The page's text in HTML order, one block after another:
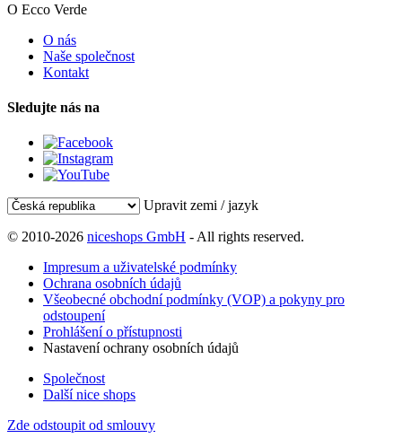
O Ecco Verde
O nás
Naše společnost
Kontakt
Sledujte nás na
Upravit zemi / jazyk
© 2010-2026 niceshops GmbH - All rights reserved.
Impresum a uživatelské podmínky
Ochrana osobních údajů
Všeobecné obchodní podmínky (VOP) a pokyny pro
odstoupení
Prohlášení o přístupnosti
Nastavení ochrany osobních údajů
Společnost
Další nice shops
Zde odstoupit od smlouvy